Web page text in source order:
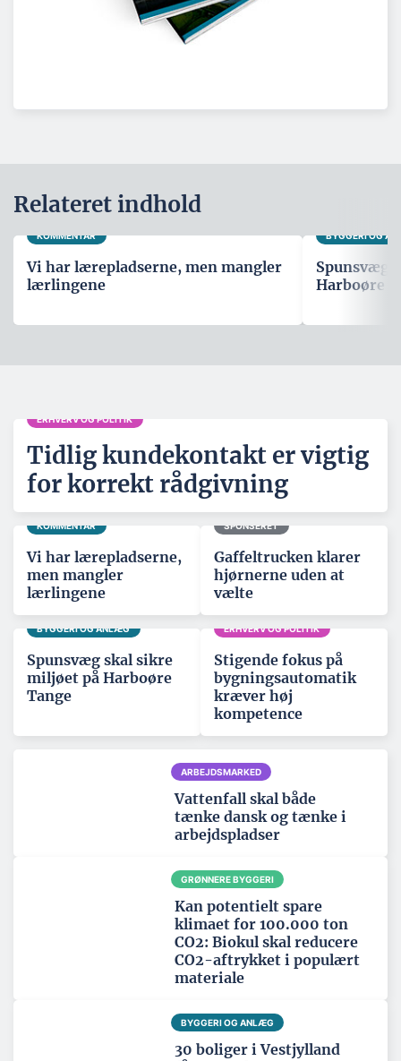
Relateret indhold
KOMMENTAR
Vi har lærepladserne, men mangler
lærlingene
BYGGERI OG
Spunsvæg
Harboøre
ERHVERV OG POLITIK
Tidlig kundekontakt er vigtig
for korrekt rådgivning
KOMMENTAR
Vi har lærepladserne,
men mangler
lærlingene
SPONSERET
Gaffeltrucken klarer
hjørnerne uden at
vælte
BYGGERI OG ANLÆG
Spunsvæg skal sikre
miljøet på Harboøre
Tange
ERHVERV OG POLITIK
Stigende fokus på
bygningsautomatik
kræver høj
kompetence
ARBEJDSMARKED
Vattenfall skal både
tænke dansk og tænke i
arbejdspladser
GRØNNERE BYGGERI
Kan potentielt spare
klimaet for 100.000 ton
CO2: Biokul skal reducere
CO2-aftrykket i populært
materiale
BYGGERI OG ANLÆG
30 boliger i Vestjylland